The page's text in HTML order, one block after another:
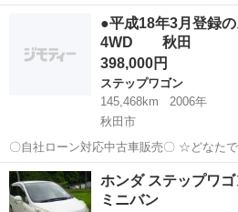
☆ １、勤続年数の短い方や
ートをされる主婦の方や派遣社員の方 ３
ーンが組めない方 ４、他...
ステップワゴン
●平成18年3月登録
4WD 秋田
398,000円
ステップワゴン
145,468km
2006年
秋田市
〇自社ローン対応中古車販売〇 ☆どなたでもローン対応可能
☆ １、勤続年数の短い方や
ートをされる主婦の方や派遣社員の方 ３
ーンが組めない方 ４、他...
秋田 秋田市 ステップワゴン
ホンダ ステップワ
ミニバン